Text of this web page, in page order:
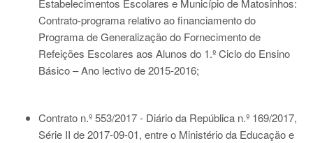
Estabelecimentos Escolares e Município de Matosinhos:
Contrato-programa relativo ao financiamento do
Programa de Generalização do Fornecimento de
Refeições Escolares aos Alunos do 1.º Ciclo do Ensino
Básico – Ano lectivo de 2015-2016;
Contrato n.º 553/2017 - Diário da República n.º 169/2017,
Série II de 2017-09-01, entre o Ministério da Educação e